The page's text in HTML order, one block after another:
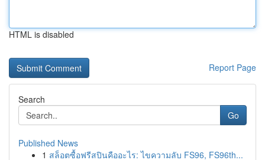
HTML is disabled
Report Page
Search
Go
Published News
1 สล็อตซื้อฟรีสปินคืออะไร: ไขความลับ FS96, FS96th...